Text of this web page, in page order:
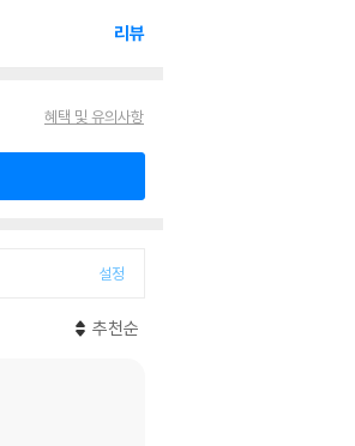
리뷰
혜택 및 유의사항
설정
추천순